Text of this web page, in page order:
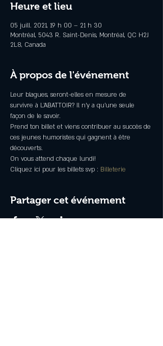
Heure et lieu
05 juill. 2021, 19 h 00 – 21 h 30
Montréal, 5043 R. Saint-Denis, Montréal, QC H2J
2L8, Canada
À propos de l'événement
Leur blagues, seront-elles en mesure de
survivre à L'ABATTOIR? Il n'y a qu'une seule
façon de le savoir.
Prend ton billet et viens contribuer au succès de
ces jeunes humoristes qui gagnent à être
découverts.
On vous attend chaque lundi!
Cliquez ici pour les billets svp : Billeterie
Partager cet événement